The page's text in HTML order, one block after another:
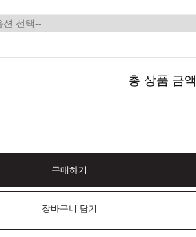
총 상품 금액
구매하기
장바구니 담기